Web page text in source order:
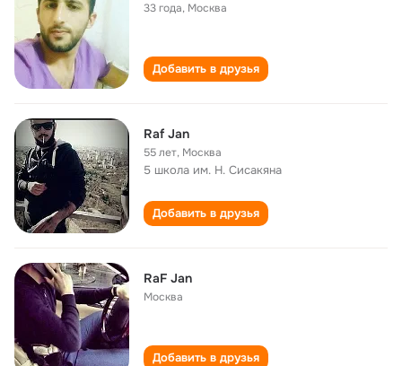
33 года, Москва
Добавить в друзья
Raf Jan
55 лет, Москва
5 школа им. Н. Сисакяна
Добавить в друзья
RaF Jan
Москва
Добавить в друзья